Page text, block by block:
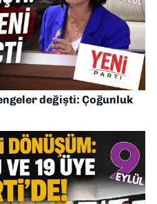
değişti: Çoğunluk